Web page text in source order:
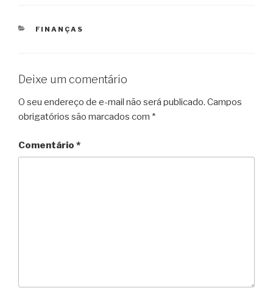
CATEGORIAS
FINANÇAS
Deixe um comentário
O seu endereço de e-mail não será publicado. Campos
obrigatórios são marcados com *
Comentário *